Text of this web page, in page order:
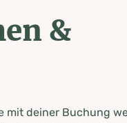
&
mit deiner Buchung